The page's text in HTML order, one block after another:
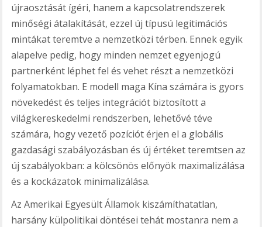
újraosztását ígéri, hanem a kapcsolatrendszerek
minőségi átalakítását, ezzel új típusú legitimációs
mintákat teremtve a nemzetközi térben. Ennek egyik
alapelve pedig, hogy minden nemzet egyenjogú
partnerként léphet fel és vehet részt a nemzetközi
folyamatokban. E modell maga Kína számára is gyors
növekedést és teljes integrációt biztosított a
világkereskedelmi rendszerben, lehetővé téve
számára, hogy vezető pozíciót érjen el a globális
gazdasági szabályozásban és új értéket teremtsen az
új szabályokban: a kölcsönös előnyök maximalizálása
és a kockázatok minimalizálása.
Az Amerikai Egyesült Államok kiszámíthatatlan,
harsány külpolitikai döntései tehát mostanra nem a